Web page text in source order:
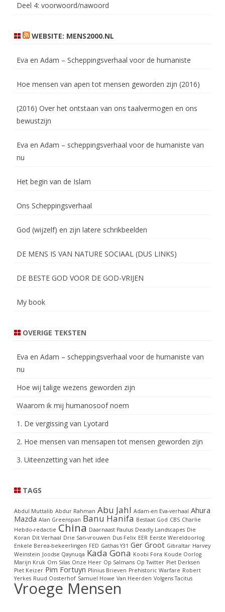
Deel 4: voorwoord/nawoord
WEBSITE: MENS2000.NL
Eva en Adam – Scheppingsverhaal voor de humaniste
Hoe mensen van apen tot mensen geworden zijn (2016)
(2016) Over het ontstaan van ons taalvermogen en ons
bewustzijn
Eva en Adam – scheppingsverhaal voor de humaniste van
nu
Het begin van de Islam
Ons Scheppingsverhaal
God (wijzelf) en zijn latere schrikbeelden
DE MENS IS VAN NATURE SOCIAAL (DUS LINKS)
DE BESTE GOD VOOR DE GOD-VRIJEN
My book
OVERIGE TEKSTEN
Eva en Adam – scheppingsverhaal voor de humaniste van
nu
Hoe wij talige wezens geworden zijn
Waarom ik mij humanosoof noem
1. De vergissing van Lyotard
2. Hoe mensen van mensapen tot mensen geworden zijn
3. Uiteenzetting van het idee
TAGS
Abdul Muttalib Abdur Rahman Abu Jahl Adam-en Eva-verhaal Ahura
Mazda Alan Greenspan Banu Hanifa Bestaat God CBS Charlie
Hebdo-redactie China Daarnaast Paulus Deadly Landscapes Die
Koran Dit Verhaal Drie San-vrouwen Dus Felix EER Eerste Wereldoorlog
Enkele Berea-bekeerlingen FED Gathas Y31 Ger Groot Gibraltar Harvey
Weinstein Joodse Qaynuqa Kada Gona Koobi Fora Koude Oorlog
Marijn Kruk Om Silas Onze Heer Op Salmans Op Twitter Piet Derksen
Piet Keizer Pim Fortuyn Plinius Brieven Prehistoric Warfare Robert
Yerkes Ruud Oosterhof Samuel Howe Van Heerden Volgens Tacitus
Vroege Mensen